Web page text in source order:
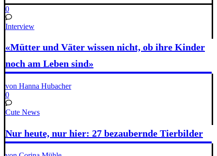
0
Interview
«Mütter und Väter wissen nicht, ob ihre Kinder
noch am Leben sind»
von Hanna Hubacher
0
Cute News
Nur heute, nur hier: 27 bezaubernde Tierbilder